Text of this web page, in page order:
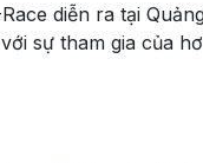
diễn ra tại
sự tham gia của